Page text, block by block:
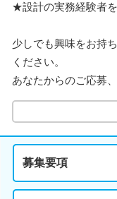
★設計の実務経験者を
少しでも興味をお持
ください。
あなたからのご応募
募集要項